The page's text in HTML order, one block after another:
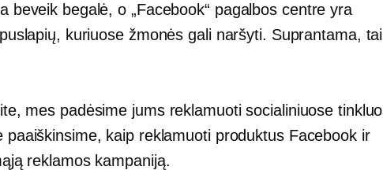
beveik begalė, o „Facebook“ pagalbos centre yra
kuriuose žmonės gali naršyti. Suprantama,
mes padėsime jums reklamuoti socialiniuose
paaiškinsime, kaip reklamuoti produktus Facebook ir
reklamos kampaniją.